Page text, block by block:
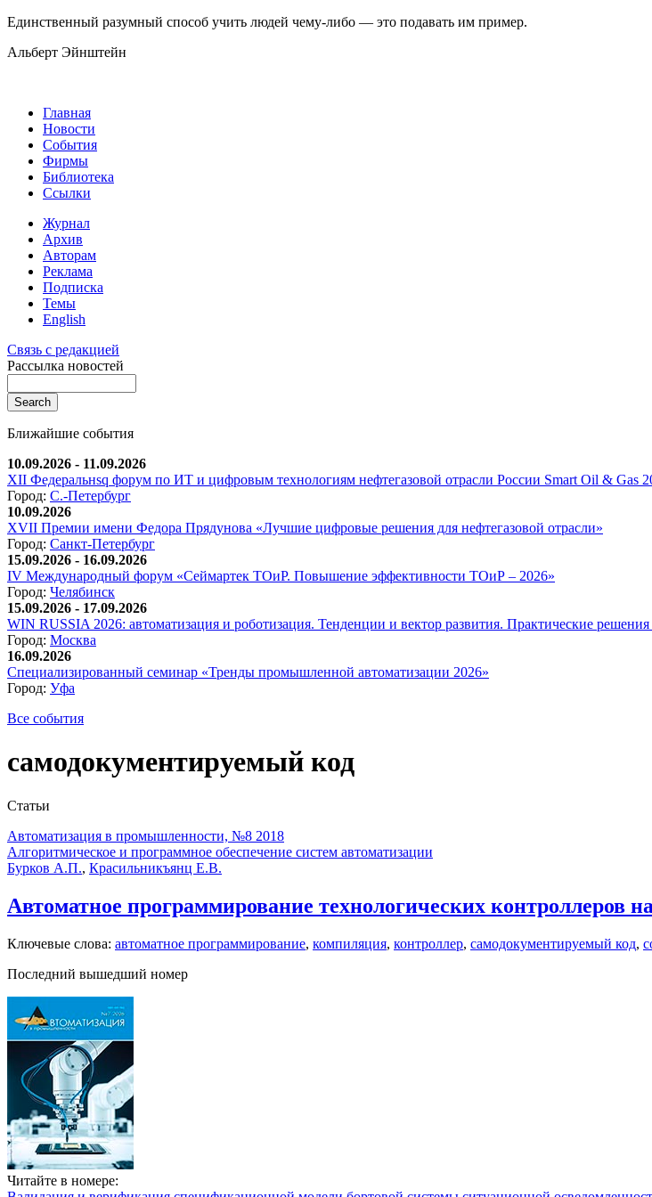
Единственный разумный способ учить людей чему-либо — это подавать им пример.
Альберт Эйнштейн
Главная
Новости
События
Фирмы
Библиотека
Ссылки
Журнал
Архив
Авторам
Реклама
Подписка
Темы
English
Связь с редакцией
Рассылка новостей
Ближайшие события
10.09.2026 - 11.09.2026
XII Федеральнsq форум по ИТ и цифровым технологиям нефтегазовой отрасли России Smart Oil & Gas
Город: С.-Петербург
10.09.2026
XVII Премии имени Федора Прядунова «Лучшие цифровые решения для нефтегазовой отрасли»
Город: Санкт-Петербург
15.09.2026 - 16.09.2026
IV Международный форум «Сеймартек ТОиР. Повышение эффективности ТОиР – 2026»
Город: Челябинск
15.09.2026 - 17.09.2026
WIN RUSSIA 2026: автоматизация и роботизация. Тенденции и вектор развития. Практические решения
Город: Москва
16.09.2026
Специализированный семинар «Тренды промышленной автоматизации 2026»
Город: Уфа
Все события
самодокументируемый код
Статьи
Автоматизация в промышленности, №8 2018
Алгоритмическое и программное обеспечение систем автоматизации
Бурков А.П., Красильникъянц Е.В.
Автоматное программирование технологических контроллеров
Ключевые слова: автоматное программирование, компиляция, контроллер, самодокументируемый код,
Последний вышедший номер
Читайте в номере: